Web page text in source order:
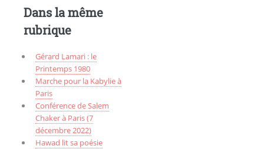
Dans la même
rubrique
Gérard Lamari : le
Printemps 1980
Marche pour la Kabylie à
Paris
Conférence de Salem
Chaker à Paris (7
décembre 2022)
Hawad lit sa poésie